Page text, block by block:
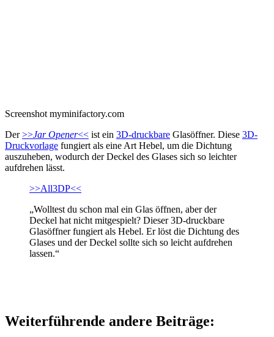
Screenshot myminifactory.com
Der>>Jar Opener<< ist ein 3D-druckbare Glasöffner. Diese 3D-
Druckvorlage fungiert als eine Art Hebel, um die Dichtung
auszuheben, wodurch der Deckel des Glases sich so leichter
aufdrehen lässt.
>>All3DP<<
„Wolltest du schon mal ein Glas öffnen, aber der
Deckel hat nicht mitgespielt? Dieser 3D-druckbare
Glasöffner fungiert als Hebel. Er löst die Dichtung des
Glases und der Deckel sollte sich so leicht aufdrehen
lassen.“
Weiterführende andere Beiträge: